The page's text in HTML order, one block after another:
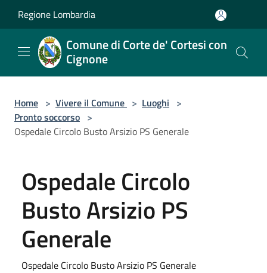
Regione Lombardia
Comune di Corte de' Cortesi con
Cignone
Home > Vivere il Comune > Luoghi >
Pronto soccorso >
Ospedale Circolo Busto Arsizio PS Generale
Ospedale Circolo
Busto Arsizio PS
Generale
Ospedale Circolo Busto Arsizio PS Generale